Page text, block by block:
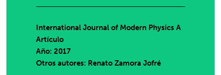
International Journal of Modern Physics A
Artículo
Año: 2017
Otros autores: Renato Zamora Jofré